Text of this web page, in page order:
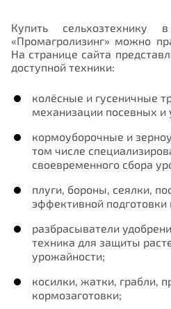
Купить
«Промагролизинг» можно
На странице сайта
доступной техники:
колёсные и гусеничные
механизации посевных и
кормоуборочные и
том числе
своевременного сбора
плуги, бороны, сеялки,
эффективной подготовки
разбрасыватели
техника для защиты
урожайности;
косилки, жатки, грабли,
кормозаготовки;